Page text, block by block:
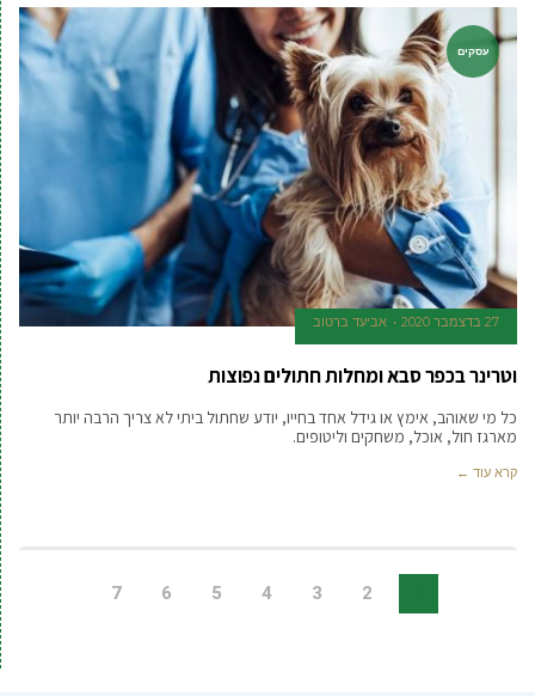
עסקים
27 בדצמבר 2020 אביעד ברטוב
וטרינר בכפר סבא ומחלות חתולים נפוצות
כל מי שאוהב, אימץ או גידל אחד בחייו, יודע שחתול ביתי לא צריך הרבה יותר
מארגז חול, אוכל, משחקים וליטופים.
קרא עוד ←
2
3
4
5
6
7